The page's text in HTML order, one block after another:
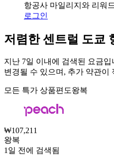
항공사 마일리지와 리워
로그인
저렴한 센트럴 도쿄
지난 7일 이내에 검색된 요금
변경될 수 있으며, 추가 약관이
모든 특가 상품편도왕복
₩107,211
왕복
1일 전에 검색됨